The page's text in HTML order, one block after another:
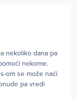
nekoliko dana pa
nekome.
om se može naći
pa vredi